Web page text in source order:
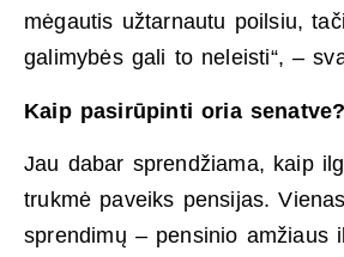
mėgautis užtarnautu poilsiu,
galimybės gali to neleisti“, –
Kaip pasirūpinti oria senatve?
Jau dabar sprendžiama, kaip
trukmė paveiks pensijas.
sprendimų – pensinio amžiaus